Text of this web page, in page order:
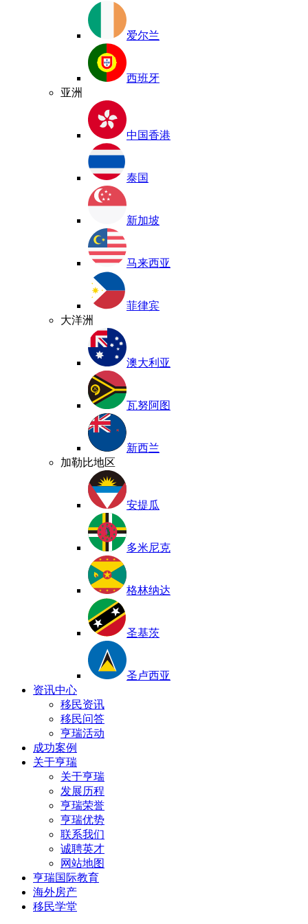
爱尔兰
西班牙
亚洲
中国香港
泰国
新加坡
马来西亚
菲律宾
大洋洲
澳大利亚
瓦努阿图
新西兰
加勒比地区
安提瓜
多米尼克
格林纳达
圣基茨
圣卢西亚
资讯中心
移民资讯
移民问答
亨瑞活动
成功案例
关于亨瑞
关于亨瑞
发展历程
亨瑞荣誉
亨瑞优势
联系我们
诚聘英才
网站地图
亨瑞国际教育
海外房产
移民学堂